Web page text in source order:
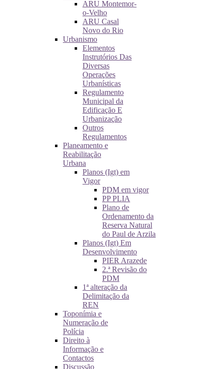
ARU Montemor-
o-Velho
ARU Casal
Novo do Rio
Urbanismo
Elementos
Instrutórios Das
Diversas
Operações
Urbanísticas
Regulamento
Municipal da
Edificação E
Urbanização
Outros
Regulamentos
Planeamento e
Reabilitação
Urbana
Planos (Igt) em
Vigor
PDM em vigor
PP PLIA
Plano de
Ordenamento da
Reserva Natural
do Paul de Arzila
Planos (Igt) Em
Desenvolvimento
PIER Arazede
2.ª Revisão do
PDM
1ª alteração da
Delimitação da
REN
Toponímia e
Numeração de
Polícia
Direito à
Informação e
Contactos
Discussão